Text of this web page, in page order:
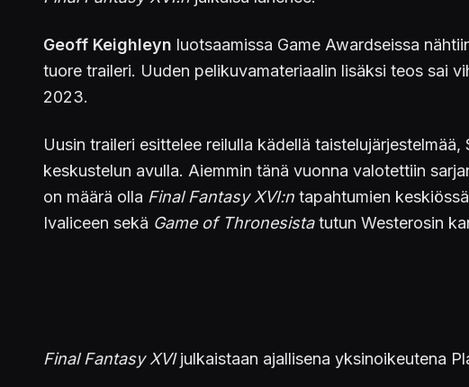
Geoff Keighleyn luotsaamissa Game Awardseissa
tuore traileri. Uuden pelikuvamateriaalin lisäksi teos sai
2023.
Uusin traileri esittelee reilulla kädellä
keskustelun avulla. Aiemmin tänä vuonna valotettiin
on määrä olla Final Fantasy XVI:n tapahtumien
Ivaliceen sekä Game of Thronesistatutun Westerosin
Final Fantasy XVIjulkaistaan ajallisena yksinoikeutena